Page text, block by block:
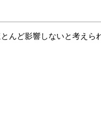
んど影響しないと考えら